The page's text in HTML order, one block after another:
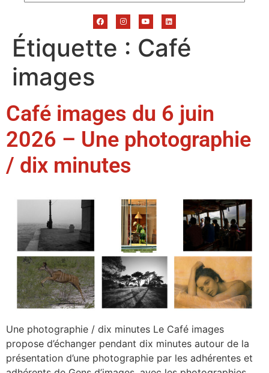
Étiquette : Café
images
Café images du 6 juin
2026 – Une photographie
/ dix minutes
Une photographie / dix minutes Le Café images
propose d’échanger pendant dix minutes autour de la
présentation d’une photographie par les adhérentes et